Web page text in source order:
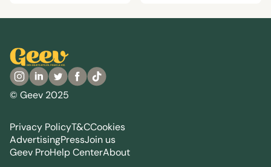
© Geev 2025
Privacy PolicyT&CCookies
AdvertisingPressJoin us
Geev ProHelp CenterAbout